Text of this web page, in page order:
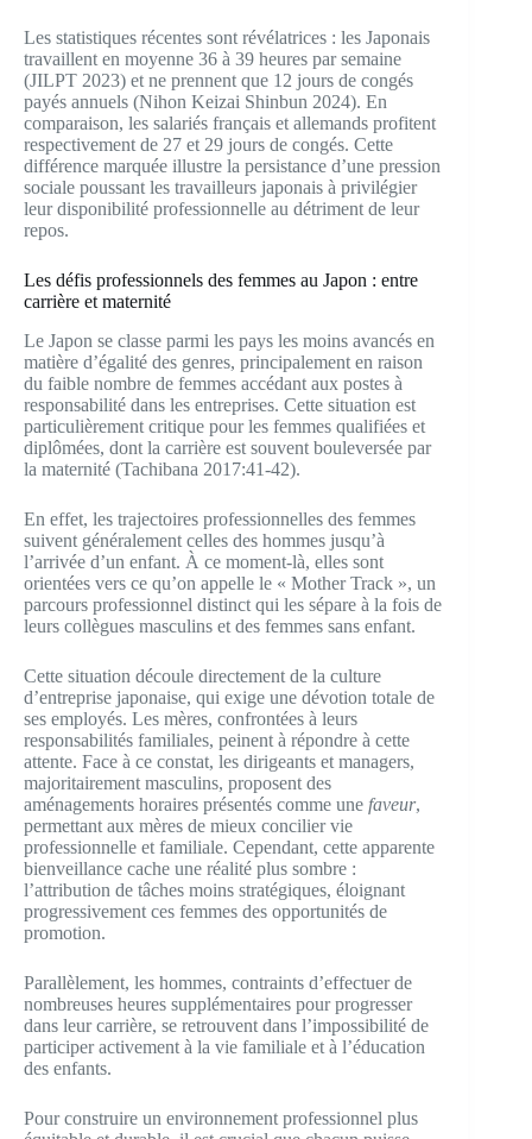
Les statistiques récentes sont révélatrices : les Japonais
travaillent en moyenne 36 à 39 heures par semaine
(JILPT 2023) et ne prennent que 12 jours de congés
payés annuels (Nihon Keizai Shinbun 2024). En
comparaison, les salariés français et allemands profitent
respectivement de 27 et 29 jours de congés. Cette
différence marquée illustre la persistance d’une pression
sociale poussant les travailleurs japonais à privilégier
leur disponibilité professionnelle au détriment de leur
repos.
Les défis professionnels des femmes au Japon : entre
carrière et maternité
Le Japon se classe parmi les pays les moins avancés en
matière d’égalité des genres, principalement en raison
du faible nombre de femmes accédant aux postes à
responsabilité dans les entreprises. Cette situation est
particulièrement critique pour les femmes qualifiées et
diplômées, dont la carrière est souvent bouleversée par
la maternité (Tachibana 2017:41-42).
En effet, les trajectoires professionnelles des femmes
suivent généralement celles des hommes jusqu’à
l’arrivée d’un enfant. À ce moment-là, elles sont
orientées vers ce qu’on appelle le « Mother Track », un
parcours professionnel distinct qui les sépare à la fois de
leurs collègues masculins et des femmes sans enfant.
Cette situation découle directement de la culture
d’entreprise japonaise, qui exige une dévotion totale de
ses employés. Les mères, confrontées à leurs
responsabilités familiales, peinent à répondre à cette
attente. Face à ce constat, les dirigeants et managers,
majoritairement masculins, proposent des
aménagements horaires présentés comme une faveur,
permettant aux mères de mieux concilier vie
professionnelle et familiale. Cependant, cette apparente
bienveillance cache une réalité plus sombre :
l’attribution de tâches moins stratégiques, éloignant
progressivement ces femmes des opportunités de
promotion.
Parallèlement, les hommes, contraints d’effectuer de
nombreuses heures supplémentaires pour progresser
dans leur carrière, se retrouvent dans l’impossibilité de
participer activement à la vie familiale et à l’éducation
des enfants.
Pour construire un environnement professionnel plus